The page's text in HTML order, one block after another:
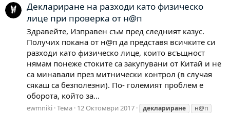
Деклариране на разходи като физическо
лице при проверка от н@п
Здравейте, Изправен съм пред следният казус.
Получих покана от н@п да представя всичките си
разходи като физическо лице, които всъщност
нямам понеже стоките са закупувани от Китай и не
са минавали през митнически контрол (в случая
сякаш са безполезни). По- големият проблем е
оборота, който за...
ewmniki Тема 12 Октомври 2017 деклариране
н@п